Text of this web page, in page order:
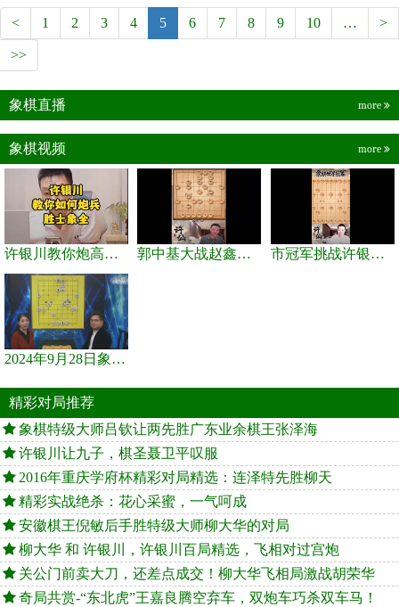
< 1 2 3 4 5 6 7 8 9 10 … >
>>
象棋直播 more
象棋视频 more
许银川教你炮高兵士象全如何赢士象全，简单四步即可 郭中基大战赵鑫鑫，许银川激情讲解 市冠军挑战许银川，急进中兵变化真激烈！
2024年9月28日象棋世界栏目，刘君、蒋川讲解了第九届杨官璘杯象棋...
精彩对局推荐
象棋特级大师吕钦让两先胜广东业余棋王张泽海
许银川让九子，棋圣聂卫平叹服
2016年重庆学府杯精彩对局精选：连泽特先胜柳天
精彩实战绝杀：花心采蜜，一气呵成
安徽棋王倪敏后手胜特级大师柳大华的对局
柳大华 和 许银川，许银川百局精选，飞相对过宫炮
关公门前卖大刀，还差点成交！柳大华飞相局激战胡荣华
奇局共赏-“东北虎”王嘉良腾空弃车，双炮车巧杀双车马！